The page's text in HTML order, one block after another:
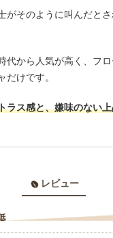
がそのように叫んだと
代から人気が高く、フ
だけです。
ラス感と、嫌味のない
レビュー